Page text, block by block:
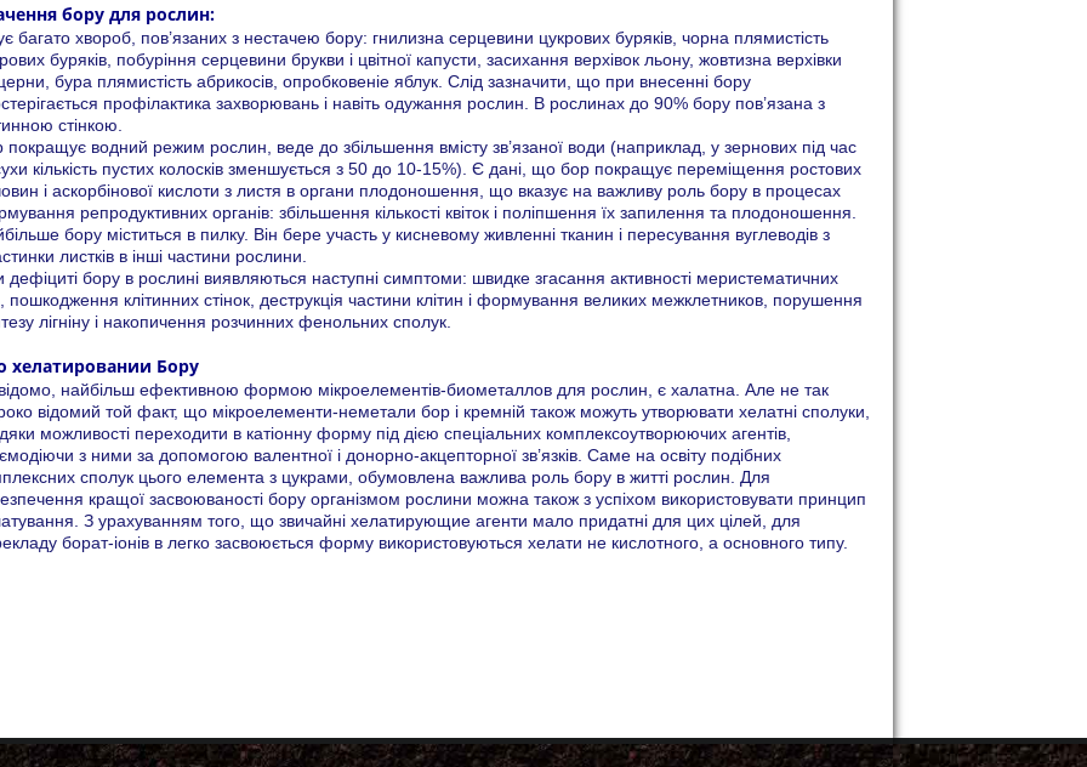
бору для рослин:
багато хвороб, пов’язаних з нестачею бору: гнилизна серцевини цукрових буряків, чорна плямистість
буряків, побуріння серцевини брукви і цвітної капусти, засихання верхівок льону, жовтизна верхівки
бура плямистість абрикосів, опробковеніе яблук. Слід зазначити, що при внесенні бору
профілактика захворювань і навіть одужання рослин. В рослинах до 90% бору пов’язана з
стінкою.
покращує водний режим рослин, веде до збільшення вмісту зв’язаної води (наприклад, у зернових під час
кількість пустих колосків зменшується з 50 до 10-15%). Є дані, що бор покращує переміщення ростових
і аскорбінової кислоти з листя в органи плодоношення, що вказує на важливу роль бору в процесах
репродуктивних органів: збільшення кількості квіток і поліпшення їх запилення та плодоношення.
бору міститься в пилку. Він бере участь у кисневому живленні тканин і пересування вуглеводів з
листків в інші частини рослини.
дефіциті бору в рослині виявляються наступні симптоми: швидке згасання активності меристематичних
пошкодження клітинних стінок, деструкція частини клітин і формування великих межклетников, порушення
лігніну і накопичення розчинних фенольних сполук.
хелатировании Бору
найбільш ефективною формою мікроелементів-биометаллов для рослин, є халатна. Але не так
відомий той факт, що мікроелементи-неметали бор і кремній також можуть утворювати хелатні сполуки,
можливості переходити в катіонну форму під дією спеціальних комплексоутворюючих агентів,
з ними за допомогою валентної і донорно-акцепторної зв’язків. Саме на освіту подібних
сполук цього елемента з цукрами, обумовлена важлива роль бору в житті рослин. Для
кращої засвоюваності бору організмом рослини можна також з успіхом використовувати принцип
З урахуванням того, що звичайні хелатирующие агенти мало придатні для цих цілей, для
борат-іонів в легко засвоюється форму використовуються хелати не кислотного, а основного типу.